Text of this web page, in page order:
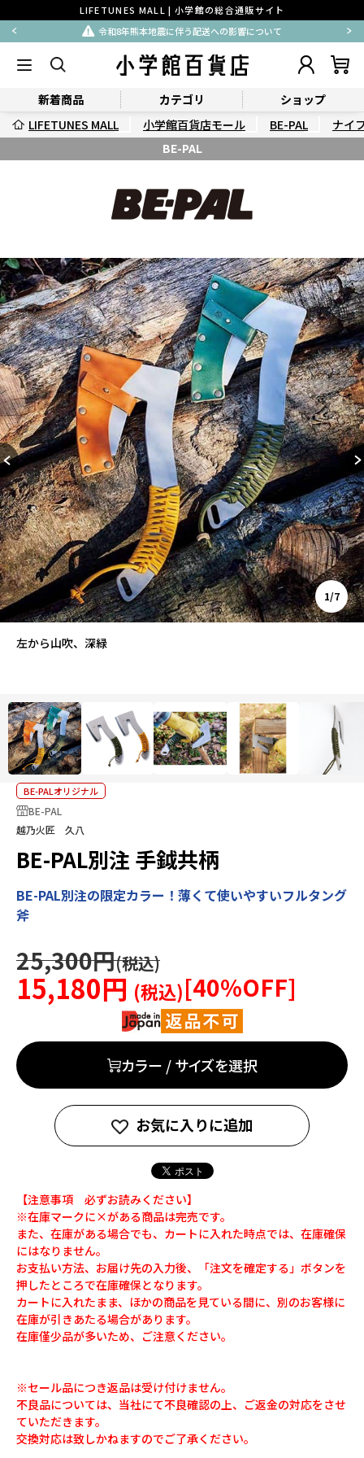
LIFETUNES MALL | 小学館の総合通販サイト
令和8年熊本地震に伴う配送への影響について
新着商品 カテゴリ
ショップ
LIFETUNES MALL
小学館百貨店モール BE-PAL
ナイ
BE-PAL
左から山吹、深緑
1/7
BE-PALオリジナル
BE-PAL
越乃火匠 久八
BE-PAL別注 手鉞共柄
BE-PAL別注の限定カラー！薄くて使いやすいフルタング
斧
25,300円
15,180円 [40%OFF]
カラー / サイズを選択
お気に入りに追加
【注意事項 必ずお読みください】
※在庫マークに×がある商品は完売です。
また、在庫がある場合でも、カートに入れた時点では、在庫確保
にはなりません。
お支払い方法、お届け先の入力後、「注文を確定する」ボタンを
押したところで在庫確保となります。
カートに入れたまま、ほかの商品を見ている間に、別のお客様に
在庫が引きあたる場合があります。
在庫僅少品が多いため、ご注意ください。
※セール品につき返品は受け付けません。
不良品については、当社にて不良確認の上、ご返金の対応をさせ
ていただきます。
交換対応は致しかねますのでご了承ください。